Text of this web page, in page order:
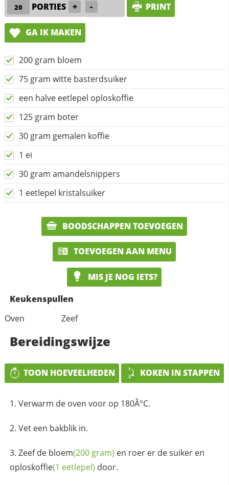
PORTIES + - PRINT
GA IK MAKEN
200 gram bloem
75 gram witte basterdsuiker
een halve eetlepel oploskoffie
125 gram boter
30 gram gemalen koffie
1 ei
30 gram amandelsnippers
1 eetlepel kristalsuiker
BOODSCHAPPEN TOEVOEGEN
TOEVOEGEN AAN MENU
MIS JE NOG IETS?
Keukenspullen
Oven
Zeef
Bereidingswijze
TOON HOEVEELHEDEN KOKEN IN STAPPEN
Verwarm de oven voor op 180Â°C.
Vet een bakblik in.
Zeef de bloem(200 gram) en roer er de suiker en
oploskoffie(1 eetlepel) door.